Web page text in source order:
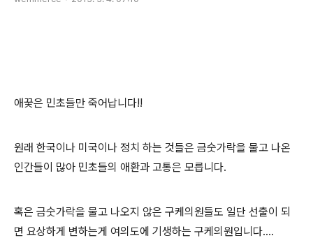
애꿎은 민초들만 죽어납니다!!
원래 한국이나 미국이나 정치 하는 것들은 금숫가락을 물고 나온
인간들이 많아 민초들의 애환과 고통은 모릅니다.
혹은 금숫가락을 물고 나오지 않은 구케의원들도 일단 선출이 되
면 요상하게 변하는게 여의도에 기생하는 구케의원입니다....